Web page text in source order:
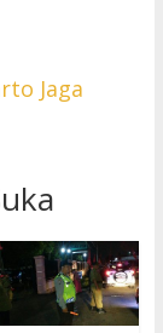
Jaga